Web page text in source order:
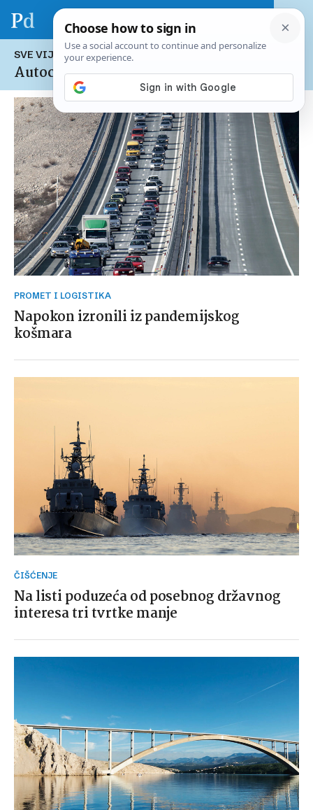
SVE VIJESTI NA TEMU:
Autocesta Rijeka-Zagreb
PROMET I LOGISTIKA
Napokon izronili iz pandemijskog
košmara
ČIŠĆENJE
Na listi poduzeća od posebnog državnog
interesa tri tvrtke manje